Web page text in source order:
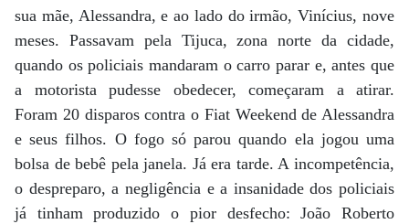
sua mãe, Alessandra, e ao lado do irmão, Vinícius, nove
meses. Passavam pela Tijuca, zona norte da cidade,
quando os policiais mandaram o carro parar e, antes que
a motorista pudesse obedecer, começaram a atirar.
Foram 20 disparos contra o Fiat Weekend de Alessandra
e seus filhos. O fogo só parou quando ela jogou uma
bolsa de bebê pela janela. Já era tarde. A incompetência,
o despreparo, a negligência e a insanidade dos policiais
já tinham produzido o pior desfecho: João Roberto